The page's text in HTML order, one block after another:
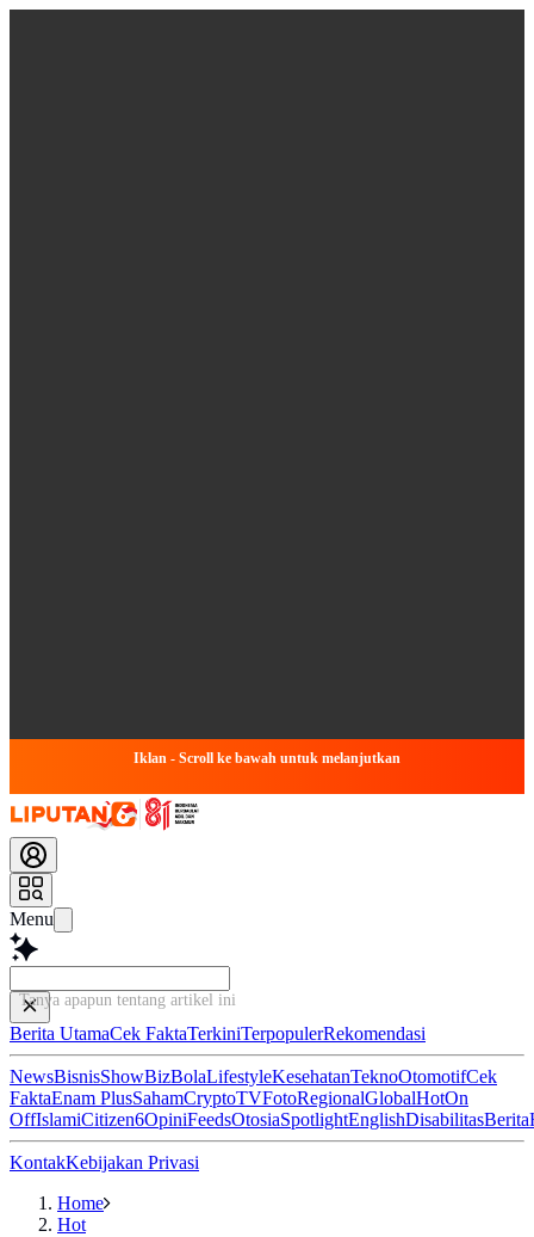
Iklan - Scroll ke bawah untuk melanjutkan
Menu
Tanya apapun tentan
Berita UtamaCek FaktaTerkiniTerpopulerRekomendasi
NewsBisnisShowBizBolaLifestyleKesehatanTeknoOtomotifCek
FaktaEnam PlusSahamCryptoTVFotoRegionalGlobalHotOn
OffIslamiCitizen6OpiniFeedsOtosiaSpotlightEnglishDisabilitasBerita
KontakKebijakan Privasi
Home
Hot